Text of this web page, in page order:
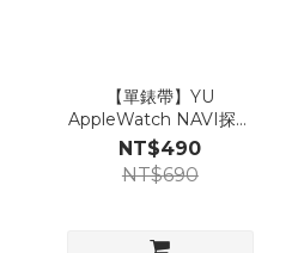
【單錶帶】YU
AppleWatch NAVI探險
錶帶【D55】
NT$490
NT$690